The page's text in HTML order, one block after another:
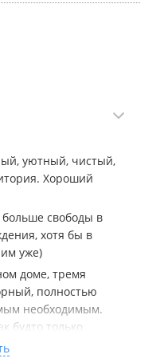
уютный, чистый,
Хороший
больше свободы в
хотя бы в
уже)
доме, тремя
полностью
необходимым.
будто только
Запах в